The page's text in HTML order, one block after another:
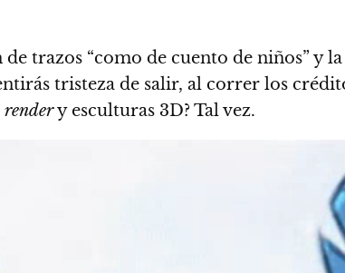
trazos “como de cuento de niños” y
tristeza de salir, al correr los
rendery esculturas 3D? Tal vez.